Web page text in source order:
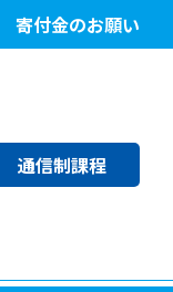
寄付金のお願い
通信制課程